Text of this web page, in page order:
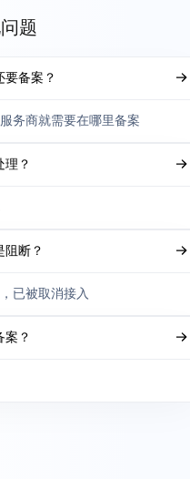
题
要备案？
务商就需要在哪里备案
理？
阻断？
已被取消接入
案？